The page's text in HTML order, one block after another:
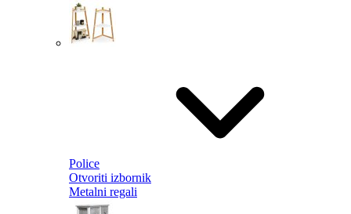
Police
Otvoriti izbornik
Metalni regali